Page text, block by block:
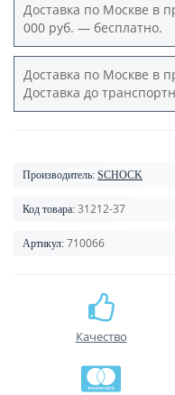
Доставка по Москве в
000 руб. — бесплатно.
Доставка по Москве в
Доставка до
Производитель: SCHOCK
Код товара: 31212-37
Артикул: 710066
Качество